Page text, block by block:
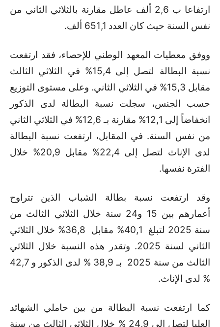
ارتفاعا ب 2,6 ألف عاطل مقارنة بالثلاثي الثاني من
نفس السنة حيث كان العدد 651,1 ألف.
ووفق معطيات المعهد الوطني للإحصاء، فقد ارتفعت
نسبة البطالة لتصل إلى 15,4% في الثلاثي الثالث
مقابل 15,3% في الثلاثي الثاني. وعلى مستوى التوزيع
حسب الجنس، سجلت نسبة البطالة لدى الذكور
انخفاضاً إلى 12,1% مقارنة بـ 12,6% في الثلاثي الثاني
من نفس السنة. في المقابل، ارتفعت نسبة البطالة
لدى الإناث لتصل إلى 22,4% مقابل 20,9% خلال
الفترة نفسها.
وقد ارتفعت نسبة بطالة الشباب الذين تتراوح
أعمارهم بين 15 و24 سنة خلال الثلاثي الثالث من
سنة 2025 لتبلغ 40,1% مقابل 36,8% خلال الثلاثي
الثاني لسنة 2025. وتقدر هذه النسبة خلال الثلاثي
الثالث من سنة 2025 بـ 38,9 % لدى الذكور و 42,7
% لدى الإناث.
كما ارتفعت نسبة البطالة من بين حاملي الشهائد
العليا لتصل إلى 24,9 % خلال الثلاثي الثالث من سنة